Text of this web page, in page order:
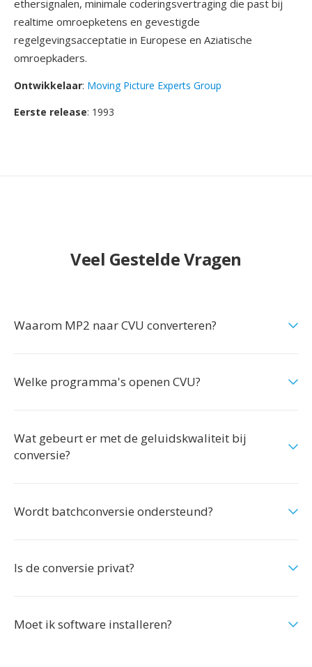
ethersignalen, minimale coderingsvertraging die past bij
realtime omroepketens en gevestigde
regelgevingsacceptatie in Europese en Aziatische
omroepkaders.
Ontwikkelaar: Moving Picture Experts Group
Eerste release: 1993
Veel Gestelde Vragen
Waarom MP2 naar CVU converteren?
Welke programma's openen CVU?
Wat gebeurt er met de geluidskwaliteit bij
conversie?
Wordt batchconversie ondersteund?
Is de conversie privat?
Moet ik software installeren?